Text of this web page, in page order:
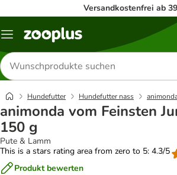
Versandkostenfrei ab
Menü
Produkte
suchen
Hundefutter Hundefutter nass
animonda vom Feinsten
150 g
Pute & Lamm
This is a stars rating area from zero to 5: 4.3/5
Produkt bewerten